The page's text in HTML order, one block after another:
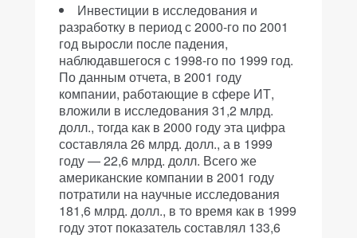
Инвестиции в исследования и
разработку в период с 2000-го по 2001
год выросли после падения,
наблюдавшегося с 1998-го по 1999 год.
По данным отчета, в 2001 году
компании, работающие в сфере ИТ,
вложили в исследования 31,2 млрд.
долл., тогда как в 2000 году эта цифра
составляла 26 млрд. долл., а в 1999
году — 22,6 млрд. долл. Всего же
американские компании в 2001 году
потратили на научные исследования
181,6 млрд. долл., в то время как в 1999
году этот показатель составлял 133,6